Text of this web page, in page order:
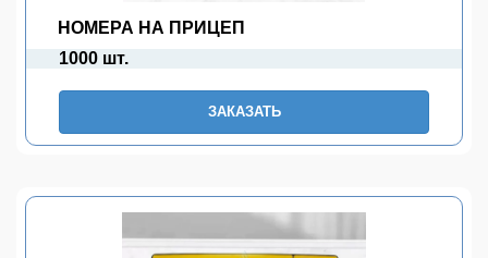
НОМЕРА НА ПРИЦЕП
1000 шт.
ЗАКАЗАТЬ